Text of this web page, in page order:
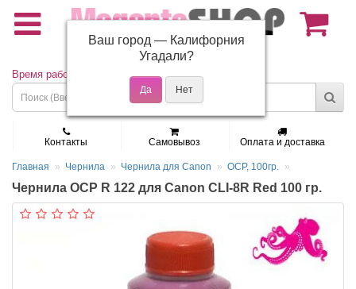
(495) 150-01-37
Время работы: Пн - Пт 9:30 - 19:00
Контакты Самовывоз Оплата и доставка
Главная Чернила Чернила для Canon OCP, 100гр.
Чернила OCP R 122 для Canon CLI-8R Red 100 гр.
Ваш город — Калифорния
Угадали?